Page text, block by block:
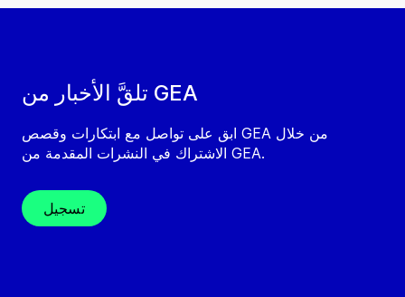
تلقَّ الأخبار من GEA
ابق على تواصل مع ابتكارات وقصص GEA من خلال
الاشتراك في النشرات المقدمة من GEA.
تسجيل